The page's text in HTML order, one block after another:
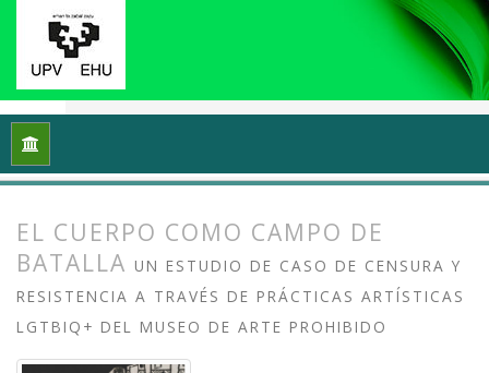
Inicio
EL CUERPO COMO CAMPO DE
BATALLA UN ESTUDIO DE CASO DE CENSURA Y
RESISTENCIA A TRAVÉS DE PRÁCTICAS ARTÍSTICAS
LGTBIQ+ DEL MUSEO DE ARTE PROHIBIDO